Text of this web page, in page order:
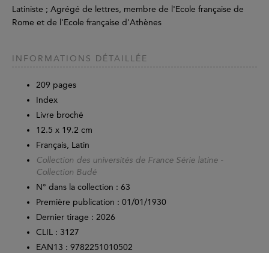
Latiniste ; Agrégé de lettres, membre de l'Ecole française de
Rome et de l'Ecole française d'Athènes
INFORMATIONS DÉTAILLÉE
209 pages
Index
Livre broché
12.5 x 19.2 cm
Français, Latin
Collection des universités de France Série latine -
Collection Budé
N° dans la collection : 63
Première publication : 01/01/1930
Dernier tirage : 2026
CLIL : 3127
EAN13 : 9782251010502